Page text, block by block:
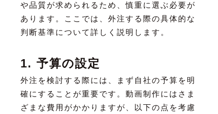
や品質が求められるため、慎重に選ぶ必要が
あります。ここでは、外注する際の具体的な
判断基準について詳しく説明します。
1. 予算の設定
外注を検討する際には、まず自社の予算を明
確にすることが重要です。動画制作にはさま
ざまな費用がかかりますが、以下の点を考慮